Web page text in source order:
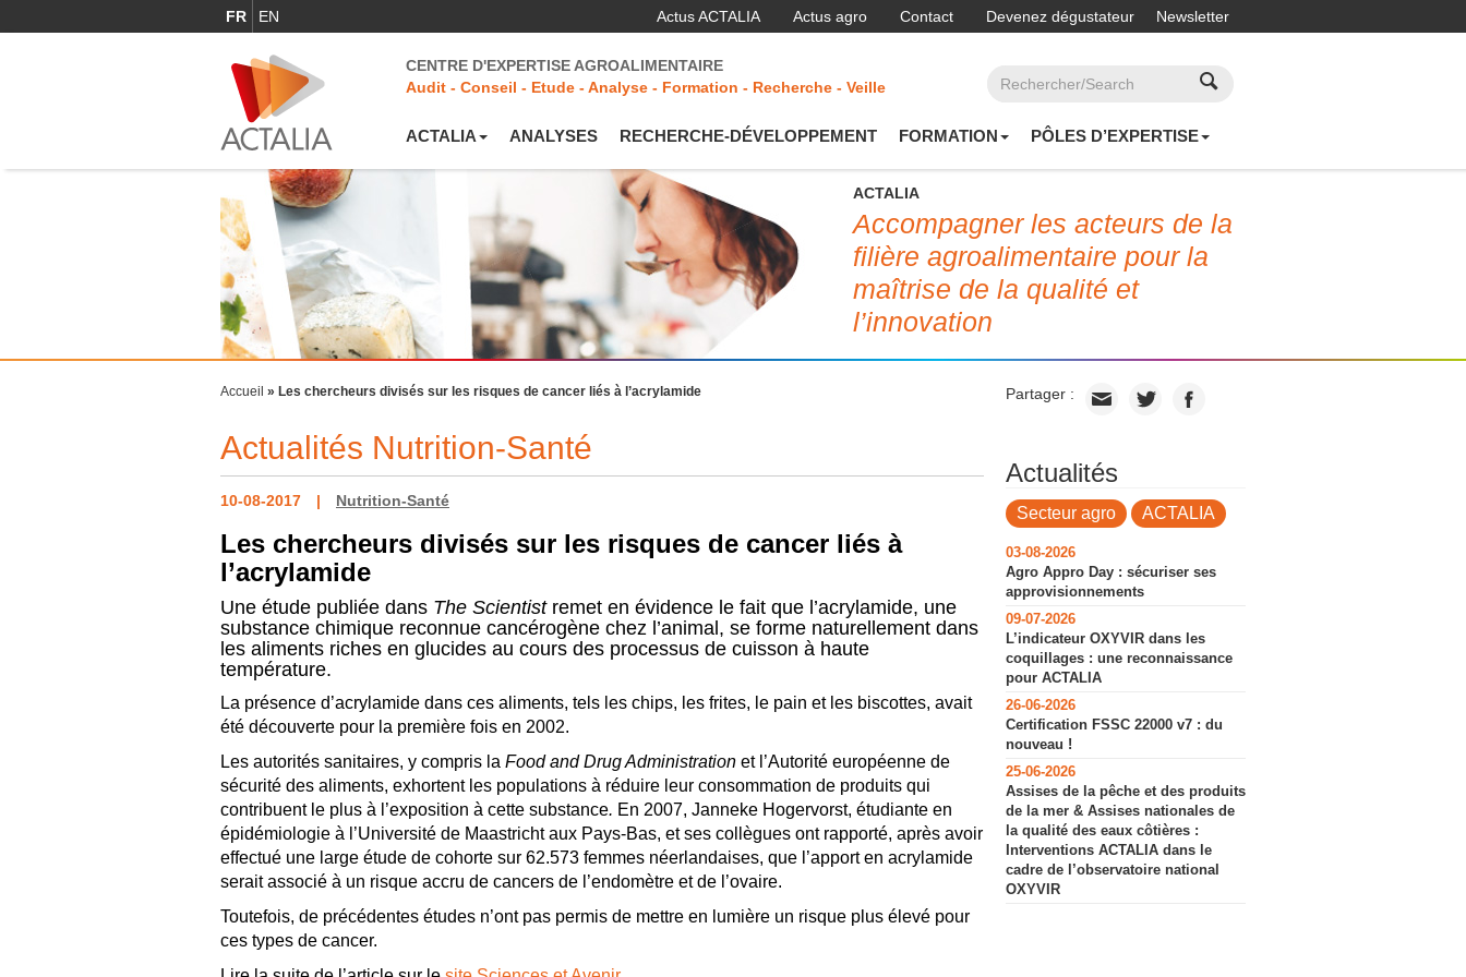
FR EN Newsletter
Actus ACTALIA Actus agro Contact Devenez dégustateur
CENTRE D'EXPERTISE AGROALIMENTAIRE
Audit - Conseil - Etude - Analyse - Formation - Recherche - Veille
ACTALIA ANALYSES RECHERCHE-DÉVELOPPEMENT FORMATION PÔLES D’EXPERTISE
ACTALIA
Accompagner les acteurs de la
filière agroalimentaire pour la
maîtrise de la qualité et
l’innovation
Accueil » Les chercheurs divisés sur les risques de cancer liés à l’acrylamide Partager :
Actualités Nutrition-Santé
10-08-2017 Nutrition-Santé
Les chercheurs divisés sur les risques de cancer liés à
l’acrylamide
Une étude publiée dans The Scientistremet en évidence le fait que l’acrylamide, une
substance chimique reconnue cancérogène chez l’animal, se forme naturellement dans
les aliments riches en glucides au cours des processus de cuisson à haute
température.
La présence d’acrylamide dans ces aliments, tels les chips, les frites, le pain et les biscottes, avait
été découverte pour la première fois en 2002.
Les autorités sanitaires, y compris la Food and Drug Administration et l’Autorité européenne de
sécurité des aliments, exhortent les populations à réduire leur consommation de produits qui
contribuent le plus à l’exposition à cette substance. En 2007, Janneke Hogervorst, étudiante en
épidémiologie à l’Université de Maastricht aux Pays-Bas, et ses collègues ont rapporté, après avoir
effectué une large étude de cohorte sur 62.573 femmes néerlandaises, que l’apport en acrylamide
serait associé à un risque accru de cancers de l’endomètre et de l’ovaire.
Toutefois, de précédentes études n’ont pas permis de mettre en lumière un risque plus élevé pour
ces types de cancer.
Actualités
Secteur agro ACTALIA
03-08-2026
Agro Appro Day : sécuriser ses
approvisionnements
09-07-2026
L’indicateur OXYVIR dans les
coquillages : une reconnaissance
pour ACTALIA
26-06-2026
Certification FSSC 22000 v7 : du
nouveau !
25-06-2026
Assises de la pêche et des produits
de la mer & Assises nationales de
la qualité des eaux côtières :
Interventions ACTALIA dans le
cadre de l’observatoire national
OXYVIR